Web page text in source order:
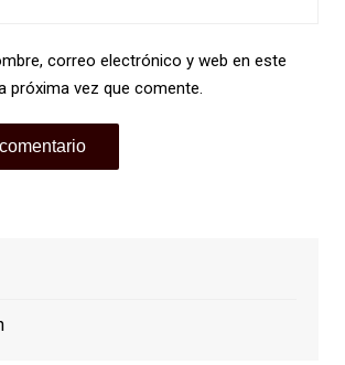
correo electrónico y web en este
próxima vez que comente.